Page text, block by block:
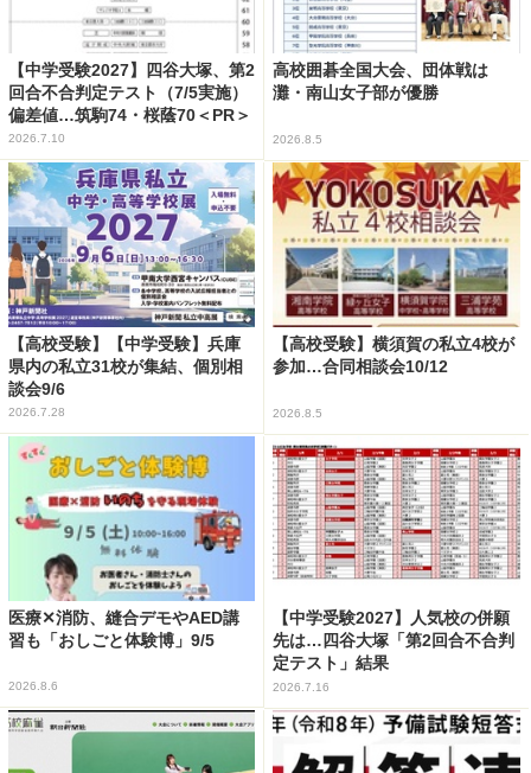
【中学受験2027】四谷大塚、第2
回合不合判定テスト（7/5実施）
偏差値…筑駒74・桜蔭70＜PR＞
2026.7.10
高校囲碁全国大会、団体戦は
灘・南山女子部が優勝
2026.8.5
【高校受験】【中学受験】兵庫
県内の私立31校が集結、個別相
談会9/6
2026.7.28
【高校受験】横須賀の私立4校が
参加…合同相談会10/12
2026.8.5
医療✕消防、縫合デモやAED講
習も「おしごと体験博」9/5
2026.8.6
【中学受験2027】人気校の併願
先は…四谷大塚「第2回合不合判
定テスト」結果
2026.7.16